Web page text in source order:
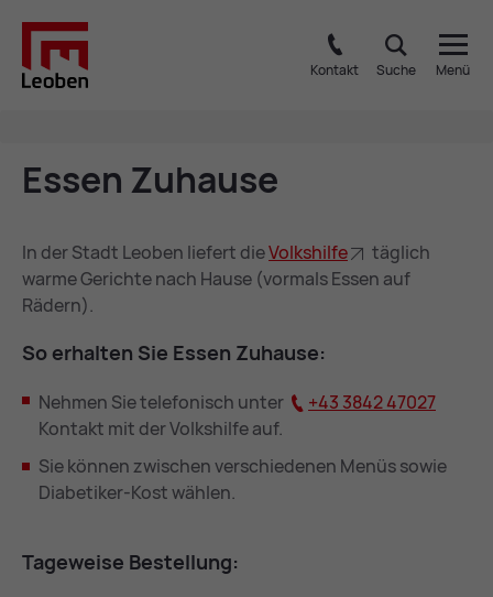
Kontakt Suche Menü
Es­sen Zu­hau­se
In der Stadt Leoben liefert dieVolks­hil­fe
täglich
warme Gerichte nach Hause (vormals Essen auf
Rädern).
So er­hal­ten Sie Es­sen Zu­hau­se:
Nehmen Sie telefonisch unter
+43 3842 47027
Kontakt mit der Volkshilfe auf.
Sie können zwischen verschiedenen Menüs sowie
Diabetiker-Kost wählen.
Ta­ge­wei­se Be­stel­lung: